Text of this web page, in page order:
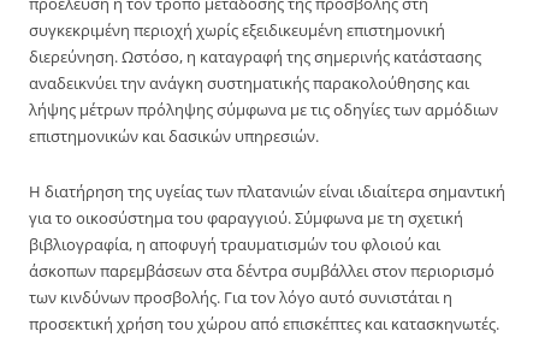
συγκεκριμένη περιοχή χωρίς εξειδικευμένη επιστημονική
διερεύνηση. Ωστόσο, η καταγραφή της σημερινής κατάστασης
αναδεικνύει την ανάγκη συστηματικής παρακολούθησης και
λήψης μέτρων πρόληψης σύμφωνα με τις οδηγίες των αρμόδιων
επιστημονικών και δασικών υπηρεσιών.
Η διατήρηση της υγείας των πλατανιών είναι ιδιαίτερα σημαντική
για το οικοσύστημα του φαραγγιού. Σύμφωνα με τη σχετική
βιβλιογραφία, η αποφυγή τραυματισμών του φλοιού και
άσκοπων παρεμβάσεων στα δέντρα συμβάλλει στον περιορισμό
των κινδύνων προσβολής. Για τον λόγο αυτό συνιστάται η
προσεκτική χρήση του χώρου από επισκέπτες και κατασκηνωτές.